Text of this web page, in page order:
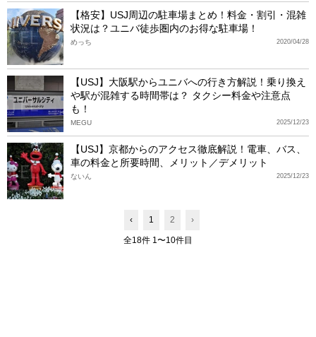
【格安】USJ周辺の駐車場まとめ！料金・割引・混雑
状況は？ユニバ徒歩圏内のお得な駐車場！
2020/04/28
めっち
【USJ】大阪駅からユニバへの行き方解説！乗り換え
や駅が混雑する時間帯は？ タクシー料金や注意点
も！
2025/12/23
MEGU
【USJ】京都からのアクセス徹底解説！電車、バス、
車の料金と所要時間、メリット／デメリット
2025/12/23
ないん
‹ 1 2 ›
全18件 1〜10件目